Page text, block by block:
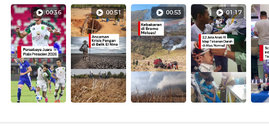
00:36 00:51 00:53 01:17